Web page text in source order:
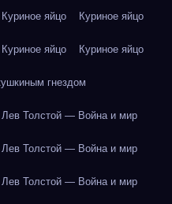
Куриное яйцо Куриное яйцо
Куриное яйцо Куриное яйцо
гнездом
Лев Толстой — Война и мир
Лев Толстой — Война и мир
Лев Толстой — Война и мир